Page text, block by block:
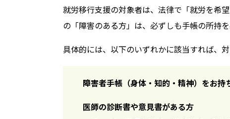
就労移行支援の対象者は、法律で「就労を希
の「障害のある方」は、必ずしも手帳の所持
具体的には、以下のいずれかに該当すれば、対
障害者手帳（身体・知的・精神）をお持
医師の診断書や意見書がある方